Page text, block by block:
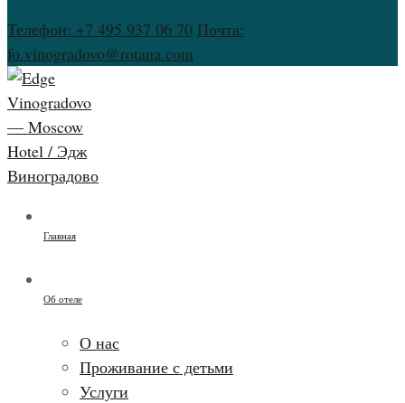
Телефон: +7 495 937 06 70 Почта:
fo.vinogradovo@rotana.com
Главная
Об отеле
О нас
Проживание с детьми
Услуги